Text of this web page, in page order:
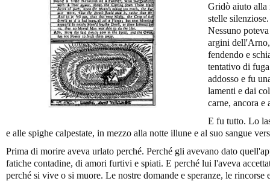
Gridò aiuto
stelle
Nessuno
argini
fendendo e
tentativo di
addosso e fu
lamenti e dai
carne, ancora e
E fu tutto. Lo
e alle spighe calpestate, in mezzo alla notte illune e al suo sangue
Prima di morire aveva urlato perché. Perché gli avevano dato
fatiche contadine, di amori furtivi e spiati. E perché lui l'aveva
perché si vive o si muore. Le nostre domande e speranze, le rincorse